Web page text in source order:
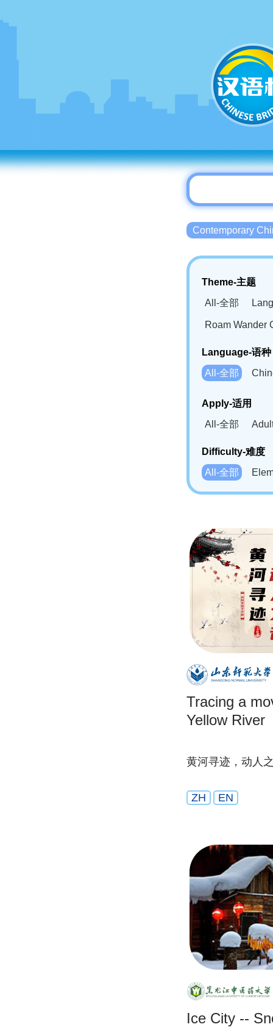
Contemporary
Theme-主题
All-全部
Roam Wander
Language-语种
All-全部
Bahasa
Swahili(SW)-
Apply-适用
All-全部
Difficulty-难度
All-全部
Tracing a
Yellow River
黄河寻迹，动人
ZH EN
Ice City --